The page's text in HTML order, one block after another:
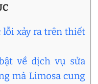
lỗi xảy ra trên thiết
về dịch vụ sửa
mà Limosa cung